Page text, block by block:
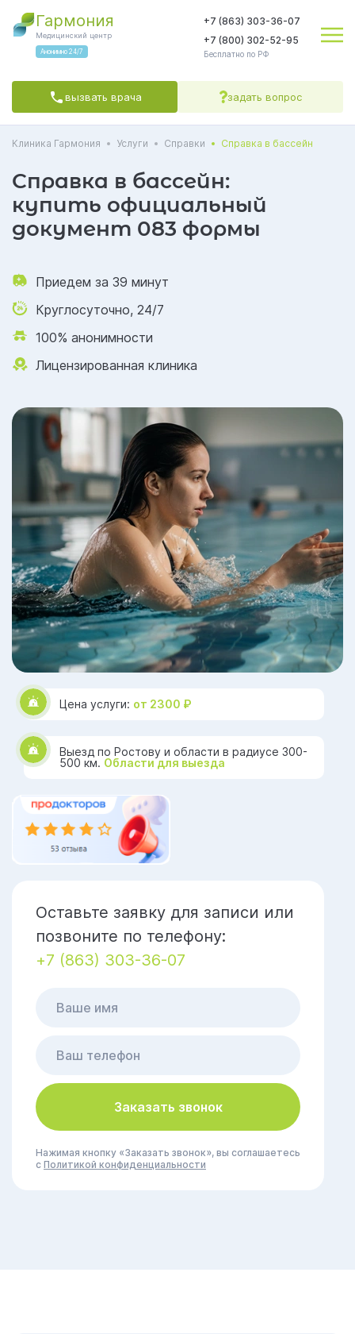
Гармония
Медицинский центр
Анонимно 24/7
+7 (863) 303-36-07
+7 (800) 302-52-95
Бесплатно по РФ
вызвать врача задать вопрос
Яндекс.Метрика
СОГЛАСЕН(А)
Клиника Гармония Услуги Справки Справка в бассейн
Цена услуги: от 2300 ₽
Выезд по Ростову и области в радиусе 300-
500 км. Области для выезда
Оставьте заявку для записи или
позвоните по телефону:
+7 (863) 303-36-07
Заказать звонок
Нажимая кнопку «Заказать звонок», вы соглашаетесь
с Политикой конфиденциальности
Справка в бассейн:
купить официальный
документ 083 формы
Приедем за 39 минут
Круглосуточно, 24/7
100% анонимности
Лицензированная клиника